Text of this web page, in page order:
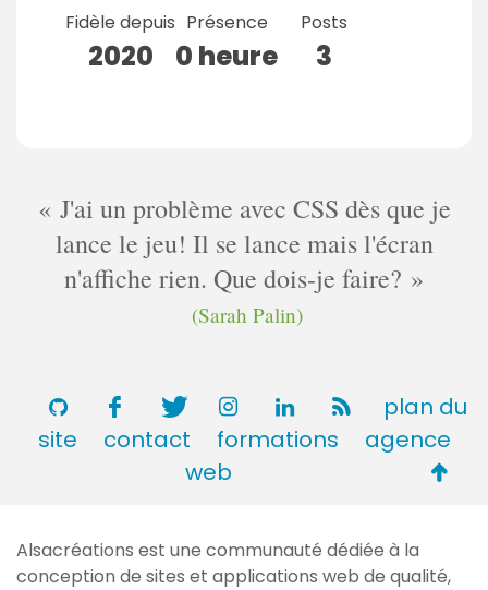
Fidèle depuis
2020
Présence
0 heure
Posts
3
J'ai un problème avec CSS dès que je
lance le jeu! Il se lance mais l'écran
n'affiche rien. Que dois-je faire?
(Sarah Palin)
plan du
site
contact formations
agence
web
de
Alsacréations est une communauté dédiée à la
conception de sites et applications web de qualité,